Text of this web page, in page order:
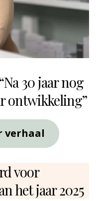
30 jaar nog
ontwikkeling”
verhaal
voor
het jaar 2025